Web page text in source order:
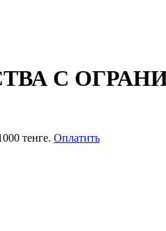
С
тенге. Оплатить